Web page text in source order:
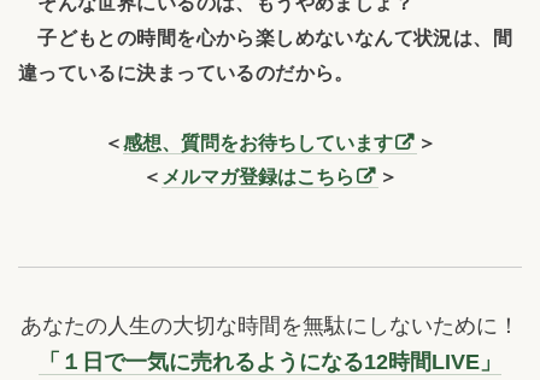
子どもとの時間を心から楽しめないなんて状況は、間
違っているに決まっているのだから。
＜感想、質問をお待ちしています
＞
＜ メルマガ登録はこちら ＞
あなたの人生の大切な時間を無駄にしないために！
「１日で一気に売れるようになる12時間LIVE」